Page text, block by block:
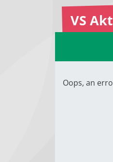
VS
Oops, an